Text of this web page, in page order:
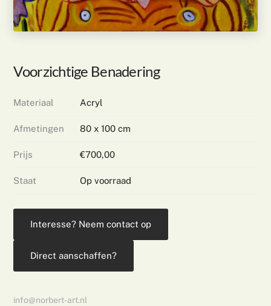
Voorzichtige Benadering
Materiaal Acryl
Afmetingen 80 x 100 cm
Prijs €700,00
Staat Op voorraad
Interesse? Neem contact op
Direct aanschaffen?
info@norbert-art.nl